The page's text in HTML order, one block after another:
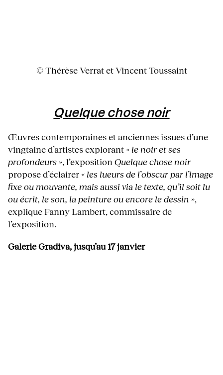
© Thérèse Verrat et Vincent Toussaint
Quelque chose noir
Œuvres contemporaines et anciennes issues d’une
vingtaine d’artistes explorant « le noir et ses
profondeurs », l’exposition Quelque chose noir
propose d’éclairer « les lueurs de l’obscur par l’image
fixe ou mouvante, mais aussi via le texte, qu’il soit lu
ou écrit, le son, la peinture ou encore le dessin »,
explique Fanny Lambert, commissaire de
l’exposition.
Galerie Gradiva, jusqu’au 17 janvier